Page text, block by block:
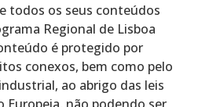
todos os seus conteúdos
Regional de Lisboa
é protegido por
conexos, bem como pelo
ao abrigo das leis
Europeia, não podendo ser